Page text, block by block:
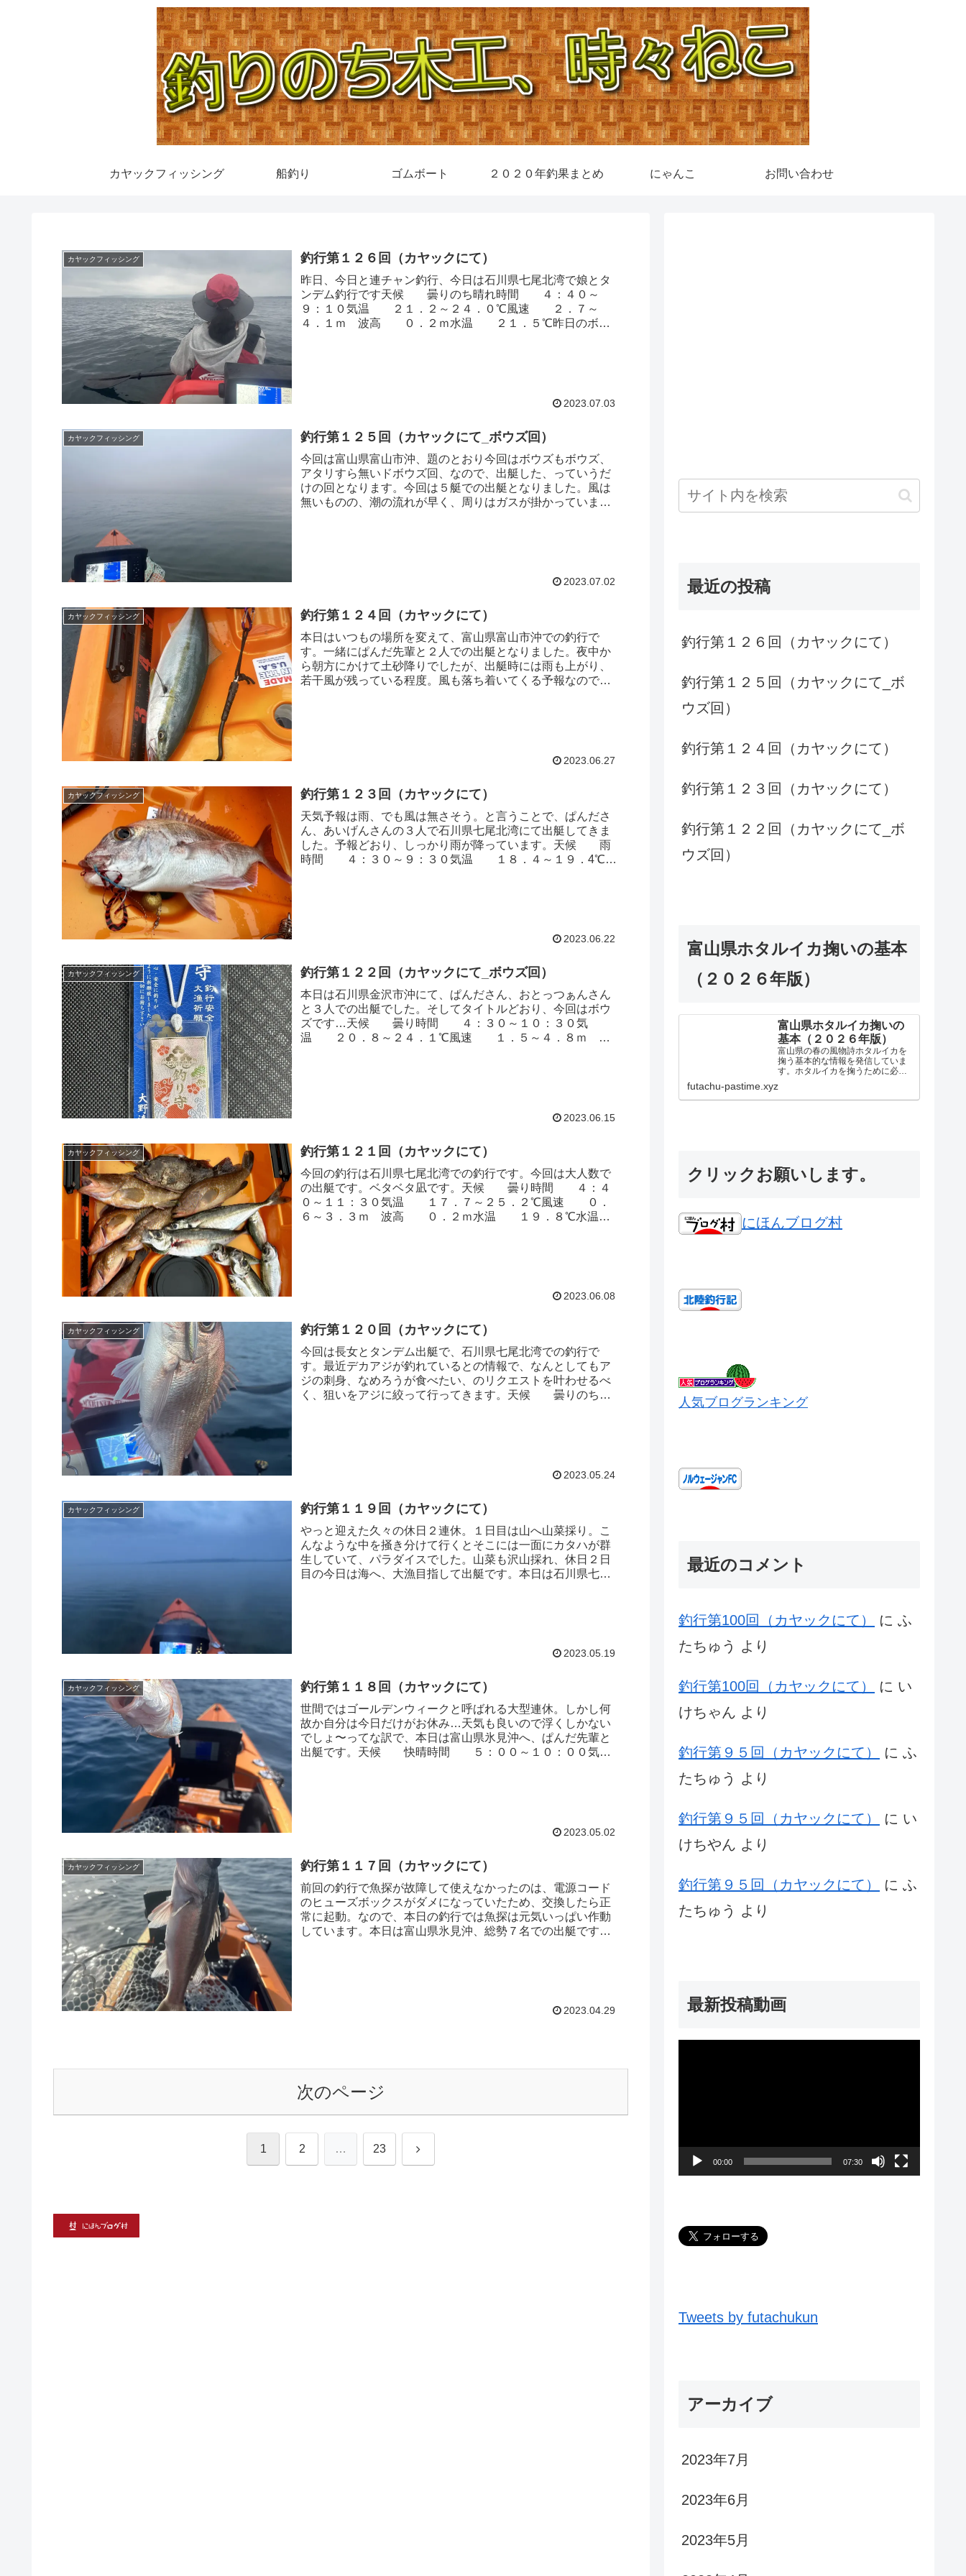
カヤックフィッシング 船釣り ゴムボート ２０２０年釣果まとめ にゃんこ お問い合わせ
カヤックフィッシング 釣行第１２６回（カヤックにて）
昨日、今日と連チャン釣行、今日は石川県七尾北湾で娘とタ
ンデム釣行です天候 曇りのち晴れ時間 ４：４０～
９：１０気温 ２１．２～２４．０℃風速 ２．７～
４．１ｍ 波高 ０．２ｍ水温 ２１．５℃昨日のボウ
2023.07.03
カヤックフィッシング 釣行第１２５回（カヤックにて_ボウズ回）
今回は富山県富山市沖、題のとおり今回はボウズもボウズ、
アタリすら無いドボウズ回、なので、出艇した、っていうだ
けの回となります。今回は５艇での出艇となりました。風は
無いものの、潮の流れが早く、周りはガスが掛かっていま
2023.07.02
カヤックフィッシング 釣行第１２４回（カヤックにて）
本日はいつもの場所を変えて、富山県富山市沖での釣行で
す。一緒にぱんだ先輩と２人での出艇となりました。夜中か
ら朝方にかけて土砂降りでしたが、出艇時には雨も上がり、
若干風が残っている程度。風も落ち着いてくる予報なので天
2023.06.27
カヤックフィッシング 釣行第１２３回（カヤックにて）
天気予報は雨、でも風は無さそう。と言うことで、ぱんださ
ん、あいげんさんの３人で石川県七尾北湾にて出艇してきま
した。予報どおり、しっかり雨が降っています。天候 雨
時間 ４：３０～９：３０気温 １８．４～１９．4℃風
2023.06.22
カヤックフィッシング 釣行第１２２回（カヤックにて_ボウズ回）
本日は石川県金沢市沖にて、ぱんださん、おとっつぁんさん
と３人での出艇でした。そしてタイトルどおり、今回はボウ
ズです…天候 曇り時間 ４：３０～１０：３０気
温 ２０．８～２４．１℃風速 １．５～４．８ｍ 波
2023.06.15
カヤックフィッシング 釣行第１２１回（カヤックにて）
今回の釣行は石川県七尾北湾での釣行です。今回は大人数で
の出艇です。ベタベタ凪です。天候 曇り時間 ４：４
０～１１：３０気温 １７．７～２５．２℃風速 ０．
６～３．３ｍ 波高 ０．２ｍ水温 １９．８℃水温も
2023.06.08
カヤックフィッシング 釣行第１２０回（カヤックにて）
今回は長女とタンデム出艇で、石川県七尾北湾での釣行で
す。最近デカアジが釣れているとの情報で、なんとしてもア
ジの刺身、なめろうが食べたい、のリクエストを叶わせるべ
く、狙いをアジに絞って行ってきます。天候 曇りのち晴
2023.05.24
カヤックフィッシング 釣行第１１９回（カヤックにて）
やっと迎えた久々の休日２連休。１日目は山へ山菜採り。こ
んなような中を掻き分けて行くとそこには一面にカタハが群
生していて、パラダイスでした。山菜も沢山採れ、休日２日
目の今日は海へ、大漁目指して出艇です。本日は石川県七尾
2023.05.19
カヤックフィッシング 釣行第１１８回（カヤックにて）
世間ではゴールデンウィークと呼ばれる大型連休。しかし何
故か自分は今日だけがお休み…天気も良いので浮くしかない
でしょ〜ってな訳で、本日は富山県氷見沖へ、ぱんだ先輩と
出艇です。天候 快晴時間 ５：００～１０：００気
2023.05.02
カヤックフィッシング 釣行第１１７回（カヤックにて）
前回の釣行で魚探が故障して使えなかったのは、電源コード
のヒューズボックスがダメになっていたため、交換したら正
常に起動。なので、本日の釣行では魚探は元気いっぱい作動
しています。本日は富山県氷見沖、総勢７名での出艇です。
2023.04.29
次のページ
1 2 … 23 次
最近の投稿
釣行第１２６回（カヤックにて）
釣行第１２５回（カヤックにて_ボ
ウズ回）
釣行第１２４回（カヤックにて）
釣行第１２３回（カヤックにて）
釣行第１２２回（カヤックにて_ボ
ウズ回）
富山県ホタルイカ掬いの基本
（２０２６年版）
富山県ホタルイカ掬いの
基本（２０２６年版）
富山県の春の風物詩ホタルイカを
掬う基本的な情報を発信していま
す。ホタルイカを掬うために必要
マナーなどを発信しています。少
しでも皆様の参考になれば嬉しい
futachu-pastime.xyz
クリックお願いします。
にほんブログ村
人気ブログランキング
最近のコメント
釣行第100回（カヤックにて） に ふ
たちゅう
より
釣行第100回（カヤックにて） に い
けちゃん より
釣行第９５回（カヤックにて） に ふ
たちゅう
より
釣行第９５回（カヤックにて） に い
けちやん より
釣行第９５回（カヤックにて） に ふ
たちゅう
より
最新投稿動画
00:00 07:30
Tweets by futachukun
アーカイブ
2023年7月
2023年6月
2023年5月